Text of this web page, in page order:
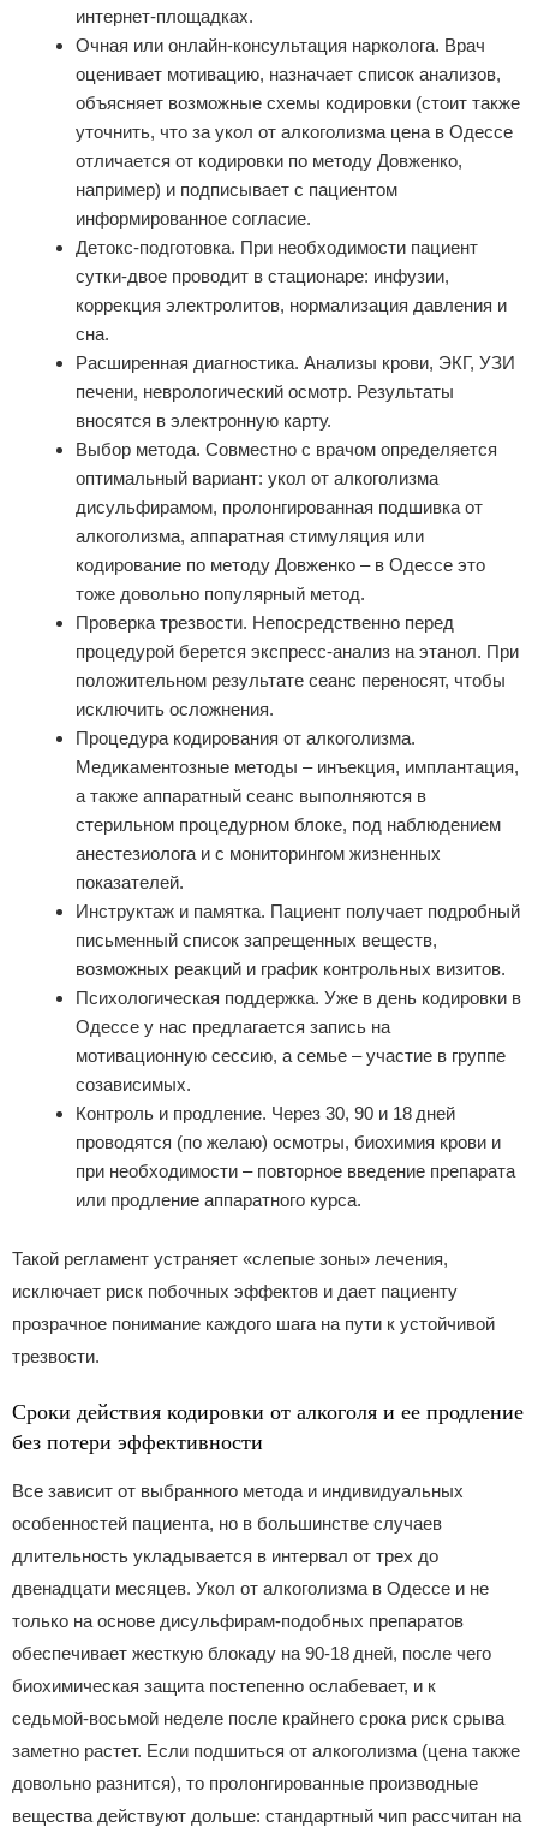
интернет-площадках.
Очная или онлайн‑консультация нарколога. Врач
оценивает мотивацию, назначает список анализов,
объясняет возможные схемы кодировки (стоит также
уточнить, что за укол от алкоголизма цена в Одессе
отличается от кодировки по методу Довженко,
например) и подписывает с пациентом
информированное согласие.
Детокс‑подготовка. При необходимости пациент
сутки‑двое проводит в стационаре: инфузии,
коррекция электролитов, нормализация давления и
сна.
Расширенная диагностика. Анализы крови, ЭКГ, УЗИ
печени, неврологический осмотр. Результаты
вносятся в электронную карту.
Выбор метода. Совместно с врачом определяется
оптимальный вариант: укол от алкоголизма
дисульфирамом, пролонгированная подшивка от
алкоголизма, аппаратная стимуляция или
кодирование по методу Довженко – в Одессе это
тоже довольно популярный метод.
Проверка трезвости. Непосредственно перед
процедурой берется экспресс‑анализ на этанол. При
положительном результате сеанс переносят, чтобы
исключить осложнения.
Процедура кодирования от алкоголизма.
Медикаментозные методы – инъекция, имплантация,
а также аппаратный сеанс выполняются в
стерильном процедурном блоке, под наблюдением
анестезиолога и с мониторингом жизненных
показателей.
Инструктаж и памятка. Пациент получает подробный
письменный список запрещенных веществ,
возможных реакций и график контрольных визитов.
Психологическая поддержка. Уже в день кодировки в
Одессе у нас предлагается запись на
мотивационную сессию, а семье – участие в группе
созависимых.
Контроль и продление. Через 30, 90 и 18 дней
проводятся (по желаю) осмотры, биохимия крови и
при необходимости – повторное введение препарата
или продление аппаратного курса.
Такой регламент устраняет «слепые зоны» лечения,
исключает риск побочных эффектов и дает пациенту
прозрачное понимание каждого шага на пути к устойчивой
трезвости.
Сроки действия кодировки от алкоголя и ее продление
без потери эффективности
Все зависит от выбранного метода и индивидуальных
особенностей пациента, но в большинстве случаев
длительность укладывается в интервал от трех до
двенадцати месяцев. Укол от алкоголизма в Одессе и не
только на основе дисульфирам‑подобных препаратов
обеспечивает жесткую блокаду на 90-18 дней, после чего
биохимическая защита постепенно ослабевает, и к
седьмой‑восьмой неделе после крайнего срока риск срыва
заметно растет. Если подшиться от алкоголизма (цена также
довольно разнится), то пролонгированные производные
вещества действуют дольше: стандартный чип рассчитан на